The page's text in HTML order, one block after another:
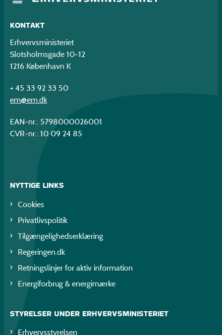
KONTAKT
Erhvervsministeriet
Slotsholmsgade 10-12
1216 København K
+ 45 33 92 33 50
em@em.dk
EAN-nr.: 5798000026001
CVR-nr.: 10 09 24 85
NYTTIGE LINKS
Cookies
Privatlivspolitik
Tilgængelighedserklæring
Regeringen.dk
Retningslinjer for aktiv information
Energiforbrug & energimærke
STYRELSER UNDER ERHVERVSMINISTERIET
Erhvervsstyrelsen